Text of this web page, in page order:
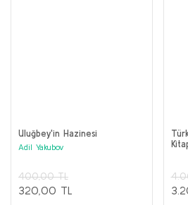
Uluğbey'in Hazinesi
Adil Yakubov
400,00 TL
320,00 TL